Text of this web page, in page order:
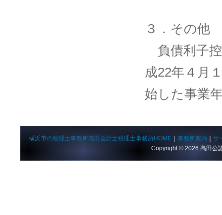
３．その他
負債利子控
成22年４月
始した事業
横浜市の税理士事務所高田会計士税理士事務所HOME｜事務所案内｜サ
Copyright © 2026 髙田公